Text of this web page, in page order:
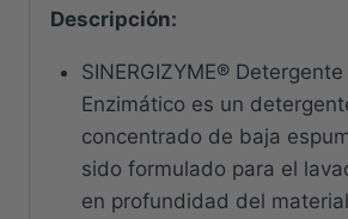
Descripción:
SINERGIZYME®
Enzimático es un
concentrado de baja
sido formulado para el
en profundidad del